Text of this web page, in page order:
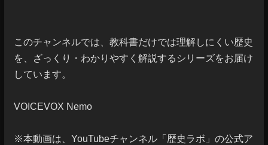
このチャンネルでは、教科書だけでは理解しにくい歴史
を、ざっくり・わかりやすく解説するシリーズをお届け
しています。
VOICEVOX Nemo
※本動画は、YouTubeチャンネル「歴史ラボ」の公式ア